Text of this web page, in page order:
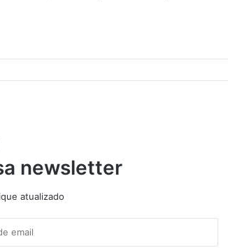
newsletter
atualizado